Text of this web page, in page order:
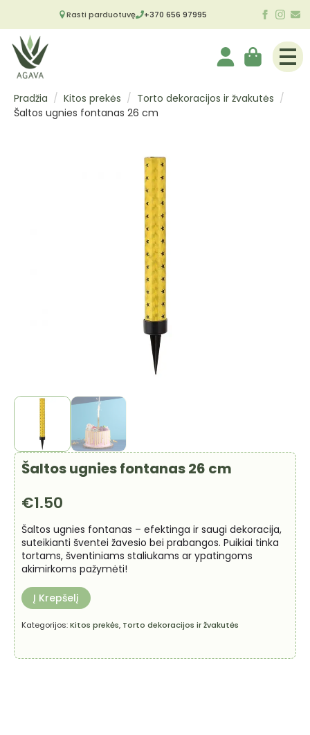
Rasti parduotuvę +370 656 97995
Pradžia Kitos prekės
Torto dekoracijos ir žvakutės
Šaltos ugnies fontanas 26 cm
Šaltos ugnies fontanas 26 cm
€1.50
Šaltos ugnies fontanas – efektinga ir saugi dekoracija,
suteikianti šventei žavesio bei prabangos. Puikiai tinka
tortams, šventiniams staliukams ar ypatingoms
akimirkoms pažymėti!
Į Krepšelį
Kategorijos:Kitos prekės, Torto dekoracijos ir žvakutės